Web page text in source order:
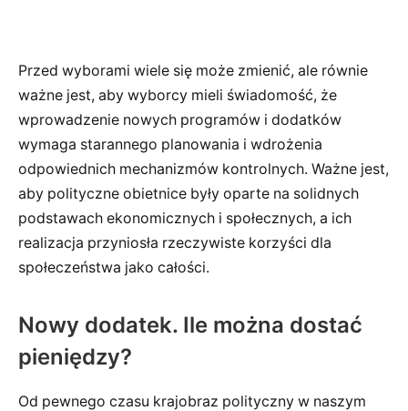
Przed wyborami wiele się może zmienić, ale równie
ważne jest, aby wyborcy mieli świadomość, że
wprowadzenie nowych programów i dodatków
wymaga starannego planowania i wdrożenia
odpowiednich mechanizmów kontrolnych. Ważne jest,
aby polityczne obietnice były oparte na solidnych
podstawach ekonomicznych i społecznych, a ich
realizacja przyniosła rzeczywiste korzyści dla
społeczeństwa jako całości.
Nowy dodatek. Ile można dostać
pieniędzy?
Od pewnego czasu krajobraz polityczny w naszym